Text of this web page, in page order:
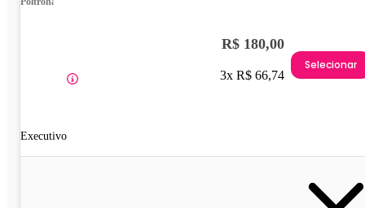
Executivo
R$ 180,00
3x R$ 66,74
Selecionar